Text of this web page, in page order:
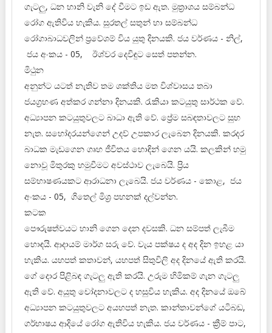
ගැටලු, ධන හානි වැනි දේ වීමට ඉඩ ඇත. මුත්‍රාශය සම්බන්ධ
රෝග ඇතිවිය හැකිය. සුරතල් සතුන් හා සම්බන්ධ
රෝගාබාධවලින් ප්‍රවේශම් විය යුතු දිනයකි. ජය වර්ණය - නිල්,
ජය අංකය - 05, ඊශ්වර දෙවිඳුට සෙත් පතන්න.
මිථුන
අනුන්ට යටත් නැතිව තම ශක්තිය මත විශ්වාසය තබා
ජයග්‍රහණ අත්කර ගන්නා දිනයකි. රැකියා කටයුතු සාර්ථක වේ.
අධ්‍යාපන කටයුතුවලට බාධා ඇති වේ. ප්‍රේම සබඳතාවලට සුභ
නැත. සහෝදරයන්ගෙන් උදව් උපකාර ලැබෙන දිනයකි. කරදර
බාධක මැඩගෙන ගෘහ ජීවිතය හොඳින් ගෙන යයි. කලකින් හමු
නොවූ මිතුරකු හමුවීමට අවස්ථාව ලැබෙයි. ප්‍රිය
සම්භාෂණයකට ආරාධනා ලැබෙයි. ජය වර්ණය - කොළ, ජය
අංකය - 05, ගිතෙල් මිශ්‍ර පහනක් දල්වන්න.
කටක
පෞරුෂත්වයට හානි ගෙන දෙන දවසකි. ධන සම්පත් ලැබීම
හොඳයි. ආදායම් මාර්ග සරු වේ. වැය පක්ෂය ද අද දින ඉහළ යා
හැකිය. යහපත් කතාවන්, යහපත් සිතුවිලි අද දිනයේ ඇති කරයි.
ගේ දොර පිළිබඳ ගැටලු ඇති කරයි. උරුම හිමිකම් ගැන ගැටලු
ඇති වේ. අයුතු චෝදනාවලට ද හසුවිය හැකිය. අද දිනයේ ඔබේ
අධ්‍යාපන කටයුතුවලට අයහපත් නැත. කාන්තාවන්ගේ යටිබඩ,
ගර්භාෂය ආදියේ රෝග ඇතිවිය හැකිය. ජය වර්ණය - ක්‍රීම් පාට,